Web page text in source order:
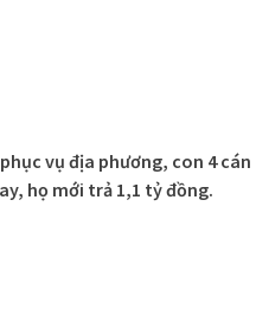
vụ địa phương, con 4 cán
họ mới trả 1,1 tỷ đồng.